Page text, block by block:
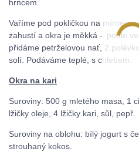
hrncem.
Vaříme pod pokličkou na mírném
zahustí a okra je měkká – podle
přidáme petrželovou nať, 2
solí. Podáváme teplé, s chlebem.
Okra na kari
Suroviny: 500 g mletého masa, 1
lžičky oleje, 4 lžičky kari, sůl, pepř.
Suroviny na oblohu: bílý jogurt s
strouhaný kokos.